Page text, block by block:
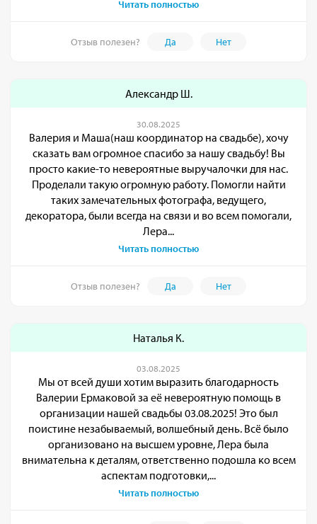
Читать полностью
Отзыв полезен? Да Нет
Александр Ш.
30.08.2025
Валерия и Маша(наш координатор на свадьбе), хочу
сказать вам огромное спасибо за нашу свадьбу! Вы
просто какие-то невероятные выручалочки для нас.
Проделали такую огромную работу. Помогли найти
таких замечательных фотографа, ведущего,
декоратора, были всегда на связи и во всем помогали,
Лера...
Читать полностью
Отзыв полезен? Да Нет
Наталья К.
03.08.2025
Мы от всей души хотим выразить благодарность
Валерии Ермаковой за её невероятную помощь в
организации нашей свадьбы 03.08.2025! Это был
поистине незабываемый, волшебный день. Всё было
организовано на высшем уровне, Лера была
внимательна к деталям, ответственно подошла ко всем
аспектам подготовки,...
Читать полностью